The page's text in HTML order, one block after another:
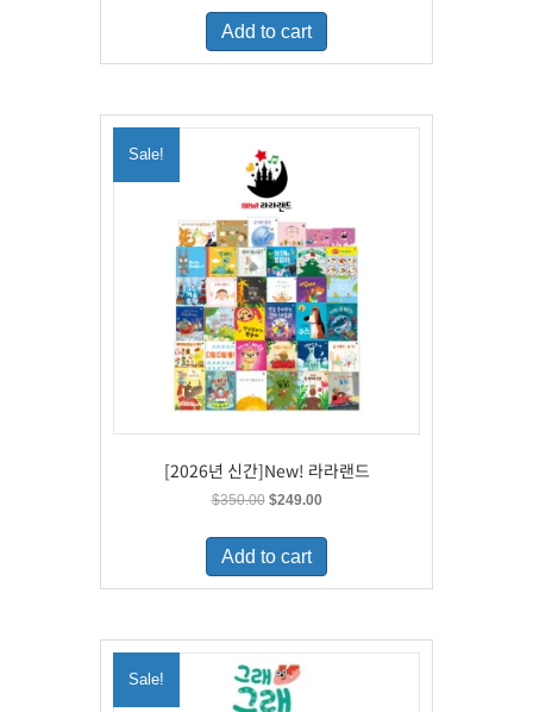
was:
$480.00.
is:
Add to cart
Sale!
[2026년 신간]New! 라라랜드
$350.00 Original
was:
$350.00.
$249.00Current
is:
Add to cart
Sale!